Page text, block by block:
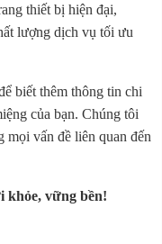
thiết bị hiện đại,
lượng dịch vụ tối ưu
biết thêm thông tin chi
của bạn. Chúng tôi
mọi vấn đề liên quan đến
khỏe, vững bền!